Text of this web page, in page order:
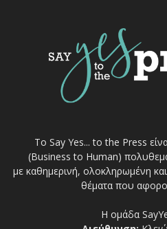
Το Say Yes... to the Press
(Business to Human)
με καθημερινή, ολοκληρωμένη
θέματα που
Η ομάδα